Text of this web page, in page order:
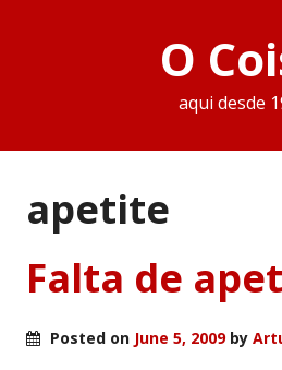
O
aqui desde
apetite
Falta de
Posted on June 5, 2009by